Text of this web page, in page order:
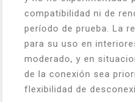
compatibilidad ni de
período de prueba. La
para su uso en
moderado, y en
de la conexión sea
flexibilidad de